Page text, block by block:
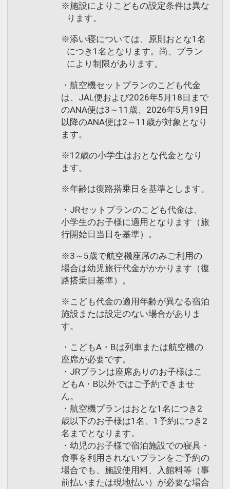
※施設によりこどもの設定条件は異な
ります。
※添い寝については、原則おとな1名
につき1名となります。尚、プラン
により制限があります。
・航空機セットプランのこども代金
は、JAL便および2026年5月18日まで
のANA便は3～11歳、2026年5月19日
以降のANA便は2～11歳が対象となり
ます。
※12歳の小学生はおとな代金となり
ます。
※年齢は復路搭乗日を基準とします。
・JRセットプランのこども代金は、
小学生のお子様に適用となります（旅
行開始日当日を基準）。
※3～5歳で航空機座席のみご利用の
場合は幼児旅行代金がかかります（復
路搭乗日基準）。
※こども代金の適用年齢が異なる宿泊
施設または設定のない場合がありま
す。
・こどもA・Bは列車または航空機の
座席が必要です。
・JRプランは座席ありのお子様はこ
どもA・B以外ではご予約できませ
ん。
・航空機プランはおとな1名につき2
歳以下のお子様は1名、1予約につき2
名までとなります。
・幼児のお子様で宿泊施設での寝具・
食事を利用されないプランをご予約の
場合でも、施設使用料、入館料等（事
前払いまたは現地払い）が必要な場合